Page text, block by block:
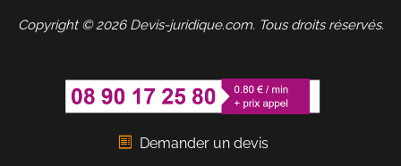
Copyright © 2026 Devis-juridique.com. Tous droits réservés.
Demander un devis